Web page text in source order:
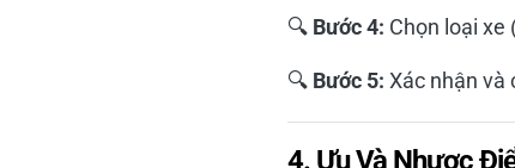
🔍 Bước 4: Chọn loại xe
🔍 Bước 5: Xác nhận và
4. Ưu Và Nhược